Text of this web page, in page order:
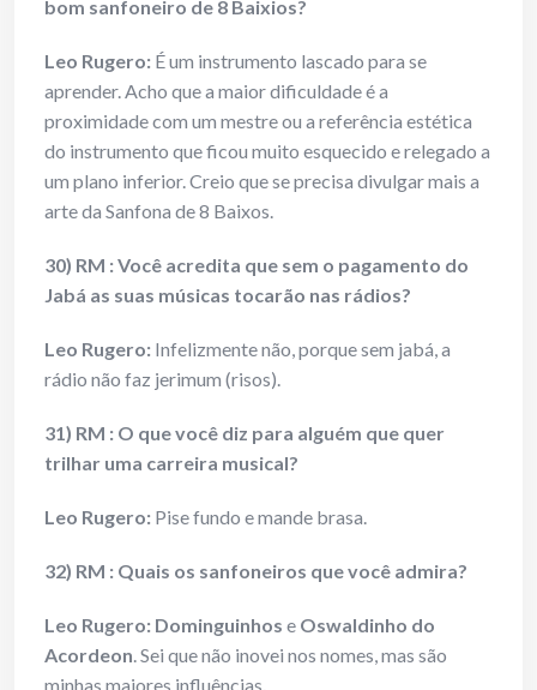
bom sanfoneiro de 8 Baixios?
Leo Rugero: É um instrumento lascado para se
aprender. Acho que a maior dificuldade é a
proximidade com um mestre ou a referência estética
do instrumento que ficou muito esquecido e relegado a
um plano inferior. Creio que se precisa divulgar mais a
arte da Sanfona de 8 Baixos.
30) RM : Você acredita que sem o pagamento do
Jabá as suas músicas tocarão nas rádios?
Leo Rugero: Infelizmente não, porque sem jabá, a
rádio não faz jerimum (risos).
31) RM : O que você diz para alguém que quer
trilhar uma carreira musical?
Leo Rugero: Pise fundo e mande brasa.
32) RM : Quais os sanfoneiros que você admira?
Leo Rugero: Dominguinhos e Oswaldinho do
Acordeon. Sei que não inovei nos nomes, mas são
minhas maiores influências.